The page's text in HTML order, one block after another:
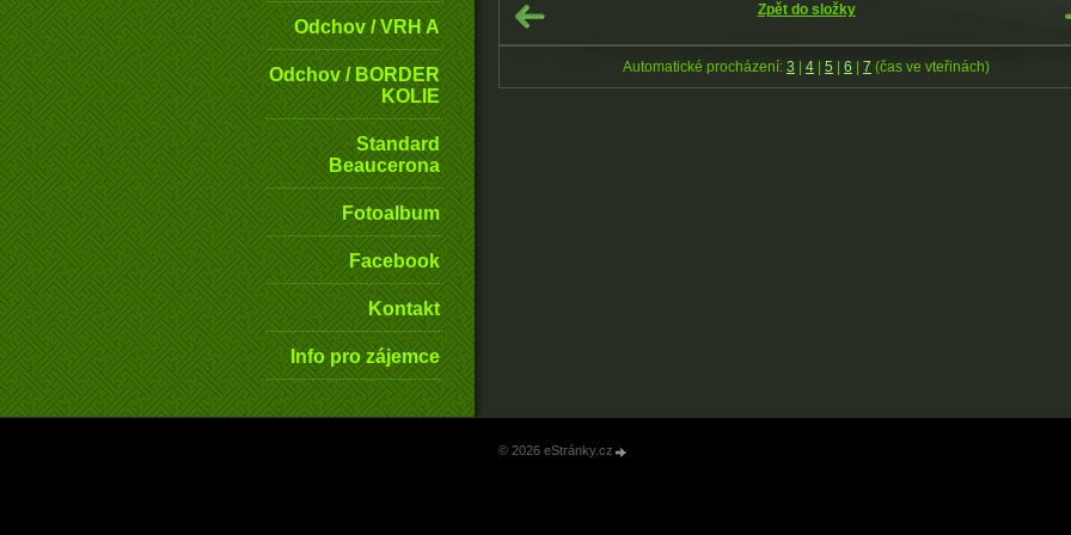
Odchov / VRH A
Odchov / BORDER
KOLIE
Standard
Beaucerona
Fotoalbum
Facebook
Kontakt
Info pro zájemce
Zpět do složky
Automatické procházení: 3 4 5 6 7 (čas ve vteřinách)
© 2026 eStránky.cz